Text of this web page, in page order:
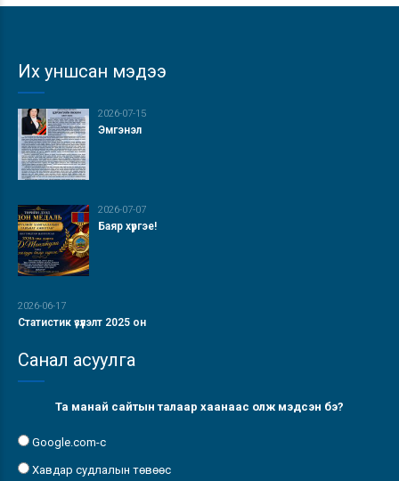
Их уншсан мэдээ
2026-07-15
Эмгэнэл
2026-07-07
Баяр хүргэе!
2026-06-17
Статистик үзүүлэлт 2025 он
Санал асуулга
Та манай сайтын талаар хаанаас олж мэдсэн бэ?
Google.com-с
Хавдар судлалын төвөөс